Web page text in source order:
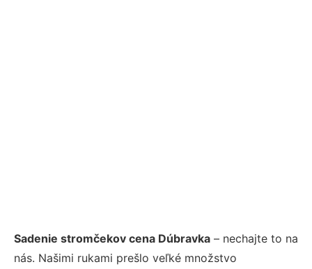
Sadenie stromčekov cena Dúbravka – nechajte to na
nás. Našimi rukami prešlo veľké množstvo